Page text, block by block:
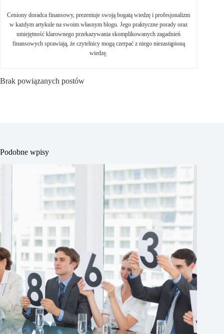
Ceniony doradca finansowy, prezentuje swoją bogatą wiedzę i profesjonalizm
w każdym artykule na swoim własnym blogu. Jego praktyczne porady oraz
umiejętność klarownego przekazywania skomplikowanych zagadnień
finansowych sprawiają, że czytelnicy mogą czerpać z niego niezastąpioną
wiedzę.
Brak powiązanych postów
Podobne wpisy